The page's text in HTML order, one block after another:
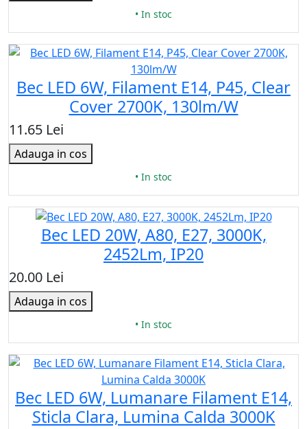
• In stoc
Bec LED 6W, Filament E14, P45, Clear
Cover 2700K, 130lm/W
11.65 Lei
Adauga in cos
• In stoc
Bec LED 20W, A80, Е27, 3000K,
2452Lm, IP20
20.00 Lei
Adauga in cos
• In stoc
Bec LED 6W, Lumanare Filament E14,
Sticla Clara, Lumina Calda 3000K